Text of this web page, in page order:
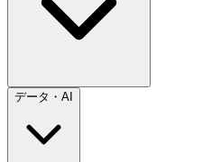
データ・AI